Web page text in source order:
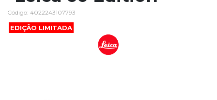
Código: 4022243107793
EDIÇÃO LIMITADA